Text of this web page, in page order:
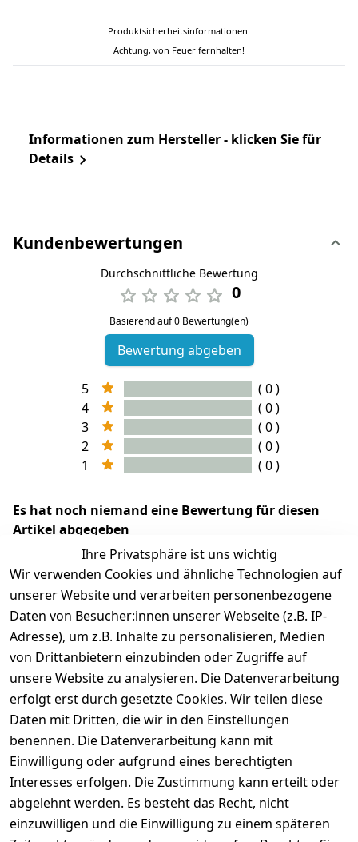
Produktsicherheitsinformationen:
Achtung, von Feuer fernhalten!
Informationen zum Hersteller - klicken Sie für
Details
Kundenbewertungen
Durchschnittliche Bewertung
0
Basierend auf 0 Bewertung(en)
Bewertung abgeben
5
( 0 )
4
( 0 )
3
( 0 )
2
( 0 )
1
( 0 )
Es hat noch niemand eine Bewertung für diesen
Artikel abgegeben
Ihre Privatsphäre ist uns wichtig
Wir verwenden Cookies und ähnliche Technologien auf
unserer Website und verarbeiten personenbezogene
Daten von Besucher:innen unserer Webseite (z.B. IP-
Adresse), um z.B. Inhalte zu personalisieren, Medien
von Drittanbietern einzubinden oder Zugriffe auf
unsere Website zu analysieren. Die Datenverarbeitung
erfolgt erst durch gesetzte Cookies. Wir teilen diese
Daten mit Dritten, die wir in den Einstellungen
benennen. Die Datenverarbeitung kann mit
Einwilligung oder aufgrund eines berechtigten
Interesses erfolgen. Die Zustimmung kann erteilt oder
abgelehnt werden. Es besteht das Recht, nicht
einzuwilligen und die Einwilligung zu einem späteren
Rechtliches
Impressum
Datenschutze
rklärung
Batterieentsor
Services
Kontakt
Registrieren
Zahlung und
Versand
Wir
versenden
mit
Folgt uns
Zahle
bequem per